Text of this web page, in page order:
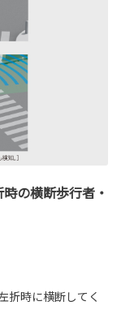
の横断歩行者・
折時に横断してく